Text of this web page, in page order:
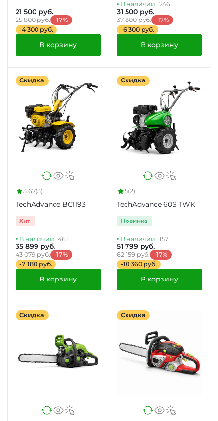
21 500 руб.
25 800 руб. -17%
-4 300 руб.
В корзину
В наличии 246
31 500 руб.
37 800 руб. -17%
-6 300 руб.
В корзину
Скидка
3.67(3)
TechAdvance BC1193
Хит
В наличии 461
35 899 руб.
43 079 руб. -17%
-7 180 руб.
В корзину
Скидка
5(2)
TechAdvance 60S TWK
Новинка
В наличии 157
51 799 руб.
62 159 руб. -17%
-10 360 руб.
В корзину
Скидка Скидка